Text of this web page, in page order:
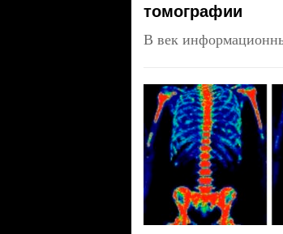
томографии
В век